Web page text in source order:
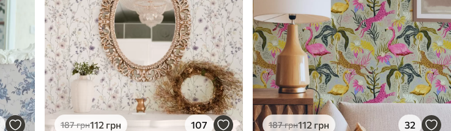
187грн112 грн 107 187грн112 грн 32